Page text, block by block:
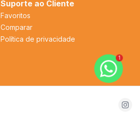
Suporte ao Cliente
Favoritos
Comparar
Política de privacidade
1